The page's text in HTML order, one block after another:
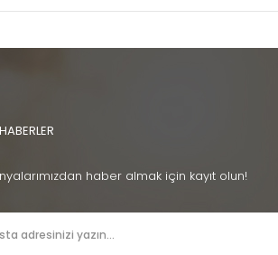
haber almak için kayıt olun!